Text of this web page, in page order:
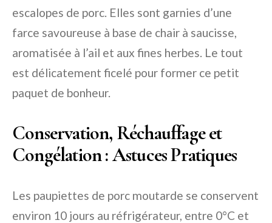
escalopes de porc. Elles sont garnies d’une
farce savoureuse à base de chair à saucisse,
aromatisée à l’ail et aux fines herbes. Le tout
est délicatement ficelé pour former ce petit
paquet de bonheur.
Conservation, Réchauffage et
Congélation : Astuces Pratiques
Les paupiettes de porc moutarde se conservent
environ 10 jours au réfrigérateur, entre 0°C et